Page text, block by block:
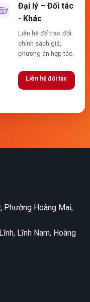
Đại lý – Đối tác
- Khác
Liên hệ để trao đổi
chính sách giá,
phương án hợp tác.
Liên hệ đối tác
Phường Hoàng Mai,
Lĩnh Nam, Hoàng